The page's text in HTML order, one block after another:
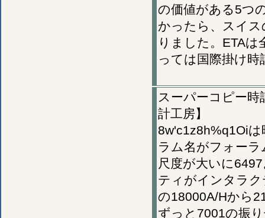
の価値がある5つ
かったら、スイ
りました。ETA
っては国際掛け
スーパーコピー
計工房】
8w'c1z8h%q1Oi
ラム名がフォー
尺度が大いに
ティがインタラ
の18000A/Hから
ずっと7001の振